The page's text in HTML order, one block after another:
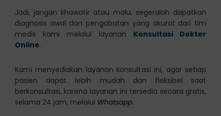
Jadi, jangan khawatir atau malu, segeralah dapatkan
diagnosis awal dan pengobatan yang akurat dari tim
medis kami melalui layanan Konsultasi Dokter
Online.
Kami menyediakan layanan konsultasi ini, agar setiap
pasien dapat lebih mudah dan fleksibel saat
berkonsultasi, karena layanan ini tersedia secara gratis,
selama 24 jam, melalui Whatsapp.